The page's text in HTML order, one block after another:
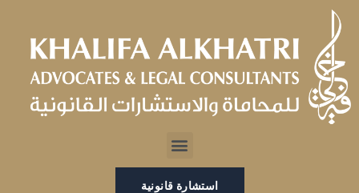
تخطي
المحتوى
Menu
استشارة قانونية